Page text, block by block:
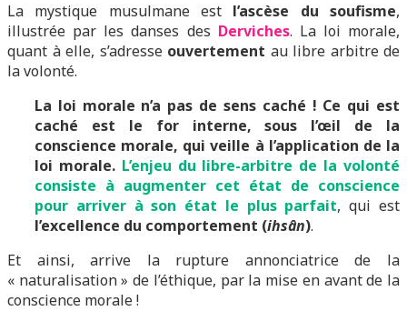
La mystique musulmane est l’ascèse du soufisme,
illustrée par les danses des Derviches. La loi morale,
quant à elle, s’adresse ouvertement au libre arbitre de
la volonté.
La loi morale n’a pas de sens caché ! Ce qui est
caché est le for interne, sous l’œil de la
conscience morale, qui veille à l’application de la
loi morale. L’enjeu du libre-arbitre de la volonté
consiste à augmenter cet état de conscience
pour arriver à son état le plus parfait, qui est
l’excellence du comportement (ihsân).
Et ainsi, arrive la rupture annonciatrice de la
« naturalisation » de l’éthique, par la mise en avant de la
conscience morale !